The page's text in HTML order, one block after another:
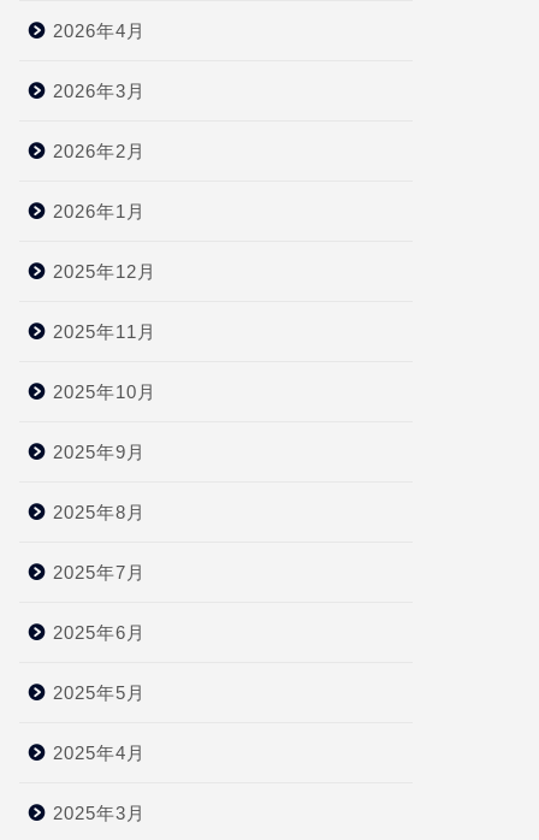
2026年4月
2026年3月
2026年2月
2026年1月
2025年12月
2025年11月
2025年10月
2025年9月
2025年8月
2025年7月
2025年6月
2025年5月
2025年4月
2025年3月